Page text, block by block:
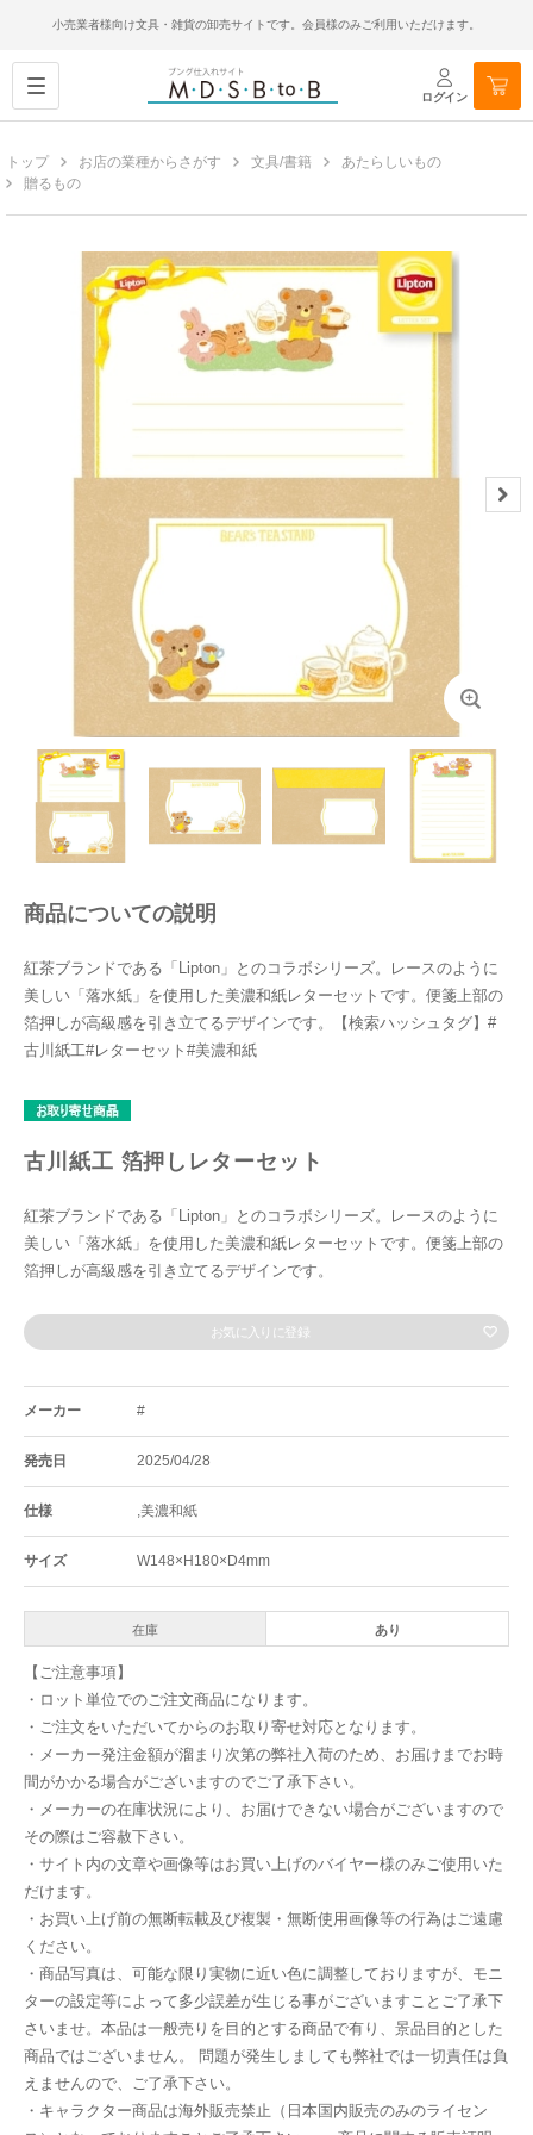
小売業者様向け文具・雑貨の卸売サイトです。会員様のみご利用いただけます。
ログイン
トップ お店の業種からさがす 文具/書籍
あたらしいもの
贈るもの
商品についての説明
紅茶ブランドである「Lipton」とのコラボシリーズ。レースのように
美しい「落水紙」を使用した美濃和紙レターセットです。便箋上部の
箔押しが高級感を引き立てるデザインです。【検索ハッシュタグ】#
古川紙工#レターセット#美濃和紙
古川紙工 箔押しレターセット
紅茶ブランドである「Lipton」とのコラボシリーズ。レースのように
美しい「落水紙」を使用した美濃和紙レターセットです。便箋上部の
箔押しが高級感を引き立てるデザインです。
お気に入りに登録
メーカー #
発売日 2025/04/28
仕様 ,美濃和紙
サイズ W148×H180×D4mm
在庫 あり
【ご注意事項】
・ロット単位でのご注文商品になります。
・ご注文をいただいてからのお取り寄せ対応となります。
・メーカー発注金額が溜まり次第の弊社入荷のため、お届けまでお時
間がかかる場合がございますのでご了承下さい。
・メーカーの在庫状況により、お届けできない場合がございますので
その際はご容赦下さい。
・サイト内の文章や画像等はお買い上げのバイヤー様のみご使用いた
だけます。
・お買い上げ前の無断転載及び複製・無断使用画像等の行為はご遠慮
ください。
・商品写真は、可能な限り実物に近い色に調整しておりますが、モニ
ターの設定等によって多少誤差が生じる事がございますことご了承下
さいませ。本品は一般売りを目的とする商品で有り、景品目的とした
商品ではございません。 問題が発生しましても弊社では一切責任は負
えませんので、ご了承下さい。
・キャラクター商品は海外販売禁止（日本国内販売のみのライセン